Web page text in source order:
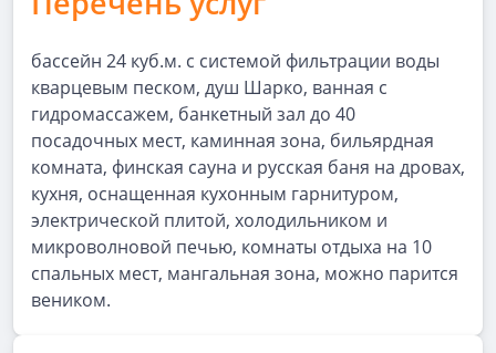
бассейн 24 куб.м. с системой фильтрации воды
кварцевым песком, душ Шарко, ванная с
гидромассажем, банкетный зал до 40
посадочных мест, каминная зона, бильярдная
комната, финская сауна и русская баня на дровах,
кухня, оснащенная кухонным гарнитуром,
электрической плитой, холодильником и
микроволновой печью, комнаты отдыха на 10
спальных мест, мангальная зона, можно парится
веником.